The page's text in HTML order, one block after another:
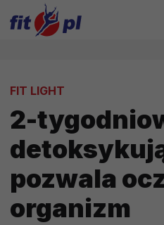
FIT LIGHT
2-
pozwala
organizm